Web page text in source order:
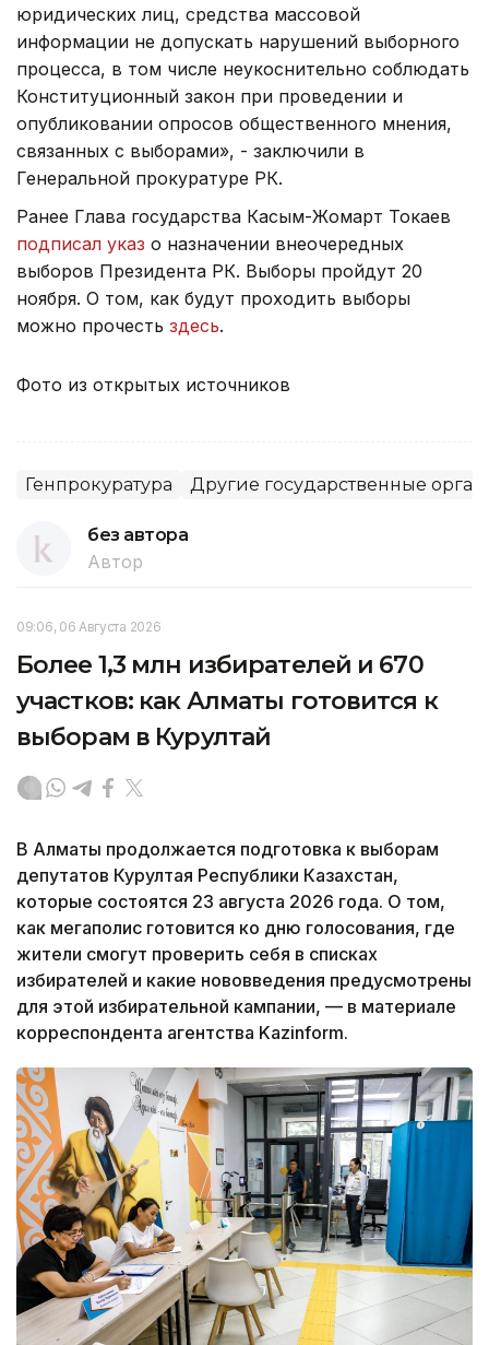
юридических лиц, средства массовой
информации не допускать нарушений выборного
процесса, в том числе неукоснительно соблюдать
Конституционный закон при проведении и
опубликовании опросов общественного мнения,
связанных с выборами», - заключили в
Генеральной прокуратуре РК.
Ранее Глава государства Касым-Жомарт Токаев
подписал указ о назначении внеочередных
выборов Президента РК. Выборы пройдут 20
ноября. О том, как будут проходить выборы
можно прочесть здесь.
Фото из открытых источников
Генпрокуратура Другие государственные
без автора
Автор
09:06, 06 Августа 2026
Более 1,3 млн избирателей и 670
участков: как Алматы готовится к
выборам в Курултай
В Алматы продолжается подготовка к выборам
депутатов Курултая Республики Казахстан,
которые состоятся 23 августа 2026 года. О том,
как мегаполис готовится ко дню голосования, где
жители смогут проверить себя в списках
избирателей и какие нововведения предусмотрены
для этой избирательной кампании, — в материале
корреспондента агентства Kazinform.